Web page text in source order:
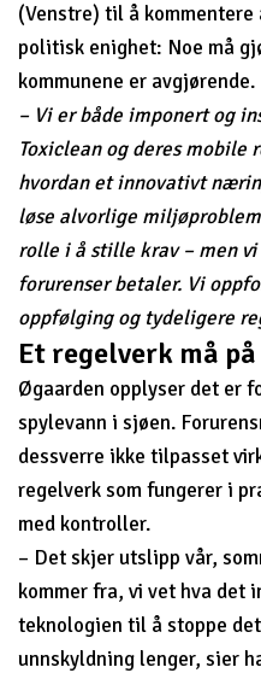
(Venstre) til å
politisk enighet: Noe må
kommunene er avgjørende.
– Vi er både imponert og
Toxiclean og deres mobile
hvordan et innovativt
løse alvorlige
rolle i å stille krav – men vi
forurenser betaler. Vi
oppfølging og tydeligere
Et regelverk må
Øgaarden opplyser det er
spylevann i sjøen.
dessverre ikke tilpasset
regelverk som fungerer i
med kontroller.
– Det skjer utslipp vår,
kommer fra, vi vet hva det
teknologien til å stoppe
unnskyldning lenger, sier